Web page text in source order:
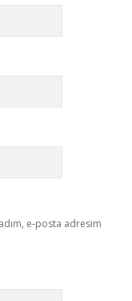
e-posta adresim